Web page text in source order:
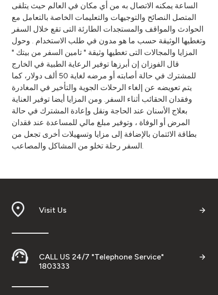
الساعة يمكنه الاتصال به من أي مكان في العالم حيث يتلقى
المتصل النصائح والتوجيهات والتعليمات الخاصة بالتعامل مع
الحوادث والمواقف والمستجدات الطارئة التى تقع خلال السفر
وتغطيها الوثيقة حسب ما هو مدون في طلب الاستخدام . وحول
المزايا والمجالات التى تغطيها وثيقة " تامين السفر من بيتك "
قال الفوزان إن أبرزها توفير الرعاية الطبية في الخارج
للمشترك في حالة أصابته أو مرضه لغاية 50 ألف دولار، كما
يتم تعويضه عن إلغاء الرحلات الجوية والتأخير في المغادرة
وفقدان الحقائب أثناء السفر. ومن المزايا أيضا توفير العناية
بعلاج الأسنان عند الحاجة ونقل وإعادة المشترك في حالة
المرض أو الوفاة ، وتوفير مبلغ مالي للمساعدة عند فقدان
بطاقة الائتمان بالإضافة إلى مزايا وتسهيلات أخرى تجعل من
السفر رحلة تخلو من المشاكل والمصاعب.
Visit Us
CALL US 24/7 "Telephone Service"
1803333